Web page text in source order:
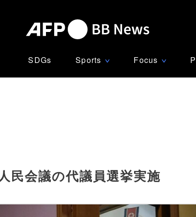
SDGs Sports ∨ Focus ∨
民会議の代議員選挙実施